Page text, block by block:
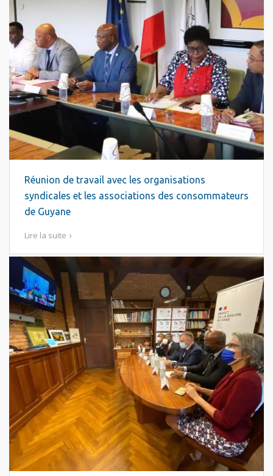
Réunion de travail avec les organisations
syndicales et les associations des consommateurs
de Guyane
Lire la suite